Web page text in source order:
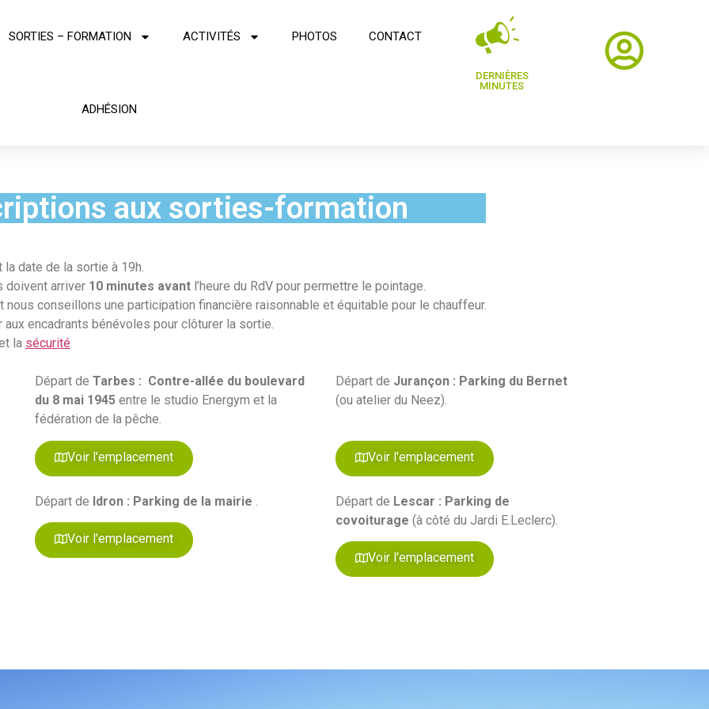
SORTIES – FORMATION ACTIVITÉS PHOTOS CONTACT
ADHÉSION
DERNIÈRES
MINUTES
aux sorties-formation
date de la sortie à 19h.
doivent arriver 10 minutes avant l’heure du RdV pour permettre le pointage.
conseillons une participation financière raisonnable et équitable pour le chauffeur.
encadrants bénévoles pour clôturer la sortie.
la sécurité
Départ de Tarbes : Contre-allée du boulevard
du 8 mai 1945 entre le studio Energym et la
fédération de la pêche.
Voir l'emplacement
Départ de Jurançon : Parking du Bernet
(ou atelier du Neez).
Voir l'emplacement
Départ de Idron : Parking de la mairie
Voir l'emplacement
Départ de Lescar : Parking de
covoiturage (à côté du Jardi E.Leclerc).
Voir l'emplacement